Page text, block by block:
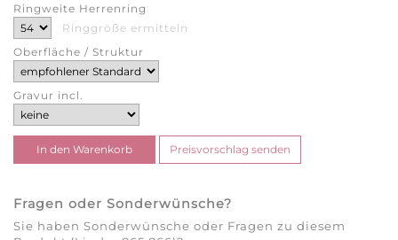
Ringweite Herrenring
Ringgröße ermitteln
Oberfläche / Struktur
Gravur incl.
Fragen oder Sonderwünsche?
Sie haben Sonderwünsche oder Fragen zu diesem